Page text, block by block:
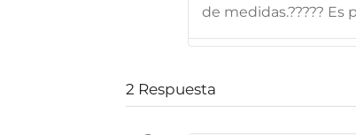
de medidas.????? Es
2 Respuesta